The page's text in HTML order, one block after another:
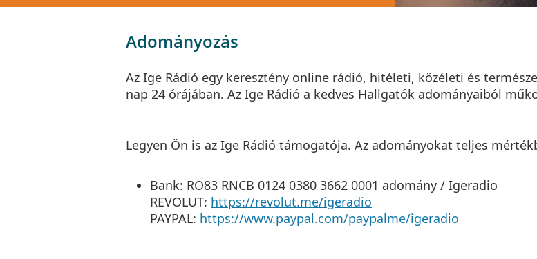
Adományozás
Az Ige Rádió egy keresztény online rádió, hitéleti, közéleti és
nap 24 órájában. Az Ige Rádió a kedves Hallgatók adományaiból
Legyen Ön is az Ige Rádió támogatója. Az adományokat teljes
Bank: RO83 RNCB 0124 0380 3662 0001 adomány / Igeradio
REVOLUT: https://revolut.me/igeradio
PAYPAL: https://www.paypal.com/paypalme/igeradio